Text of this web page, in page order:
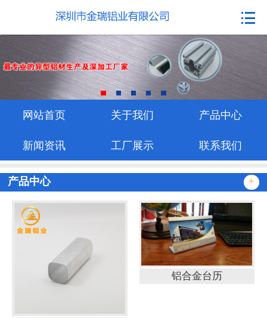
关于我们
产品中心
网站首页 关于我们 产品中心
新闻资讯 工厂展示 联系我们
产品中心 +
铝合金台历